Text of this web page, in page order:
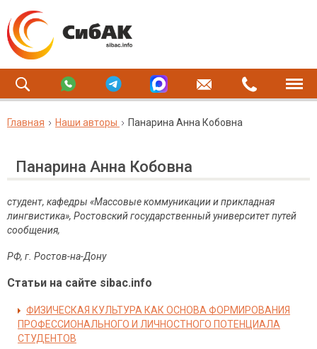
Главная Наши авторы Панарина Анна Кобовна
Панарина Анна Кобовна
студент, кафедры «Массовые коммуникации и прикладная
лингвистика», Ростовский государственный университет путей
сообщения,
РФ, г. Ростов-на-Дону
Статьи на сайте sibac.info
ФИЗИЧЕСКАЯ КУЛЬТУРА КАК ОСНОВА ФОРМИРОВАНИЯ
ПРОФЕССИОНАЛЬНОГО И ЛИЧНОСТНОГО ПОТЕНЦИАЛА
СТУДЕНТОВ